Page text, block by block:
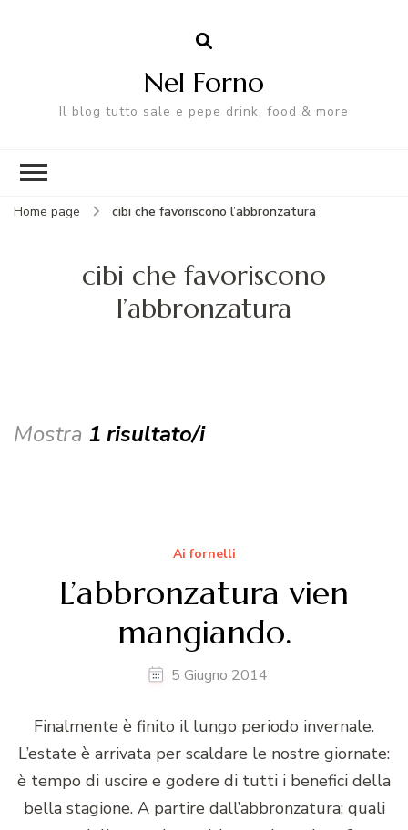
Nel Forno
Il blog tutto sale e pepe drink, food & more
Home page cibi che favoriscono l’abbronzatura
cibi che favoriscono
l’abbronzatura
Mostra 1 risultato/i
Ai fornelli
L’abbronzatura vien
mangiando.
5 Giugno 2014
Finalmente è finito il lungo periodo invernale.
L’estate è arrivata per scaldare le nostre giornate:
è tempo di uscire e godere di tutti i benefici della
bella stagione. A partire dall’abbronzatura: quali